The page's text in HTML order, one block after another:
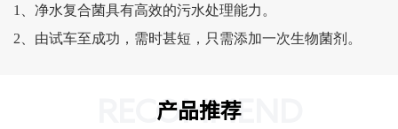
1、净水复合菌具有高效的污水处理能力。
2、由试车至成功，需时甚短，只需添加一次生物菌剂。
产品推荐
RECOMMEND